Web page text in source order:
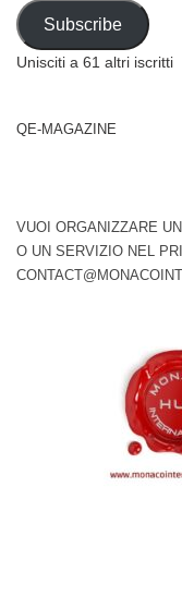
Address
Subscribe
Unisciti a 61 altri iscritti
QE-MAGAZINE
VUOI ORGANIZZARE
O UN SERVIZIO NEL